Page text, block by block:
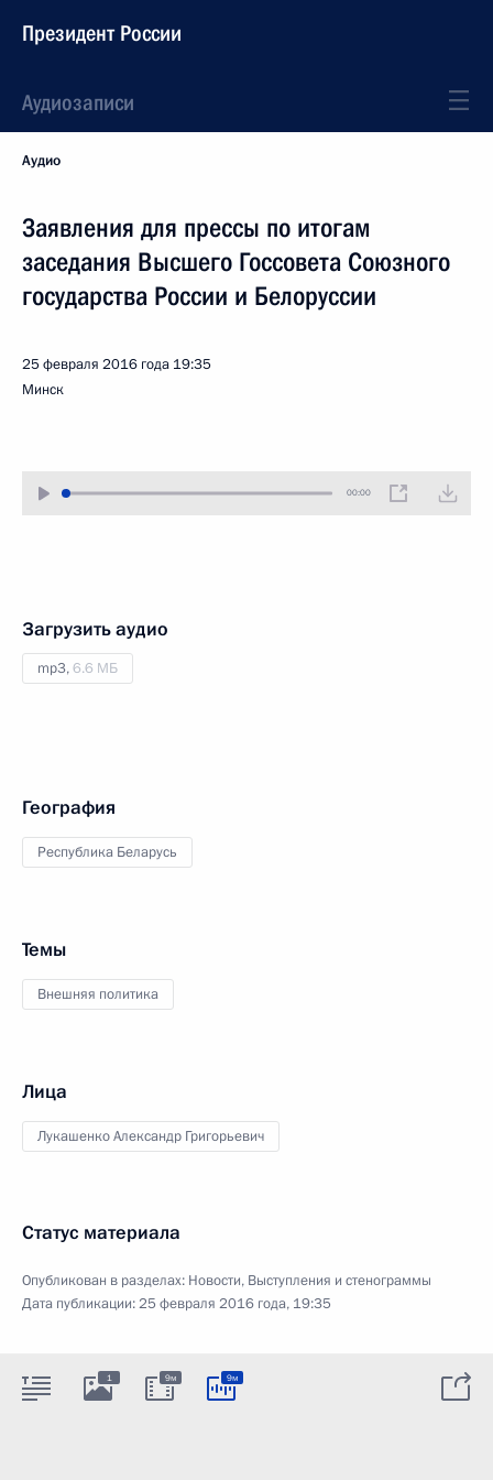
Президент России
Аудиозаписи
Аудио
Заявления для прессы по итогам
заседания Высшего Госсовета Союзного
государства России и Белоруссии
25 февраля 2016 года 19:35
Минск
00:00
Загрузить аудио
mp3,6.6 МБ
География
Республика Беларусь
Темы
Внешняя политика
Лица
Лукашенко Александр Григорьевич
Статус материала
Опубликован в разделах: Новости, Выступления и стенограммы
Дата публикации:25 февраля 2016 года, 19:35
1 9м 9м